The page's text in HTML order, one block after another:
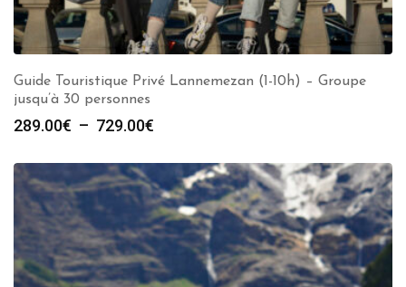
Guide Touristique Privé Lannemezan (1-10h) – Groupe
jusqu’à 30 personnes
289.00€ – 729.00€
prix :
289.00€
à
729.00€